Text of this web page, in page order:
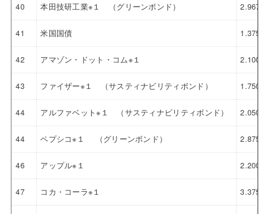
40 本田技研工業※１ （グリーンボンド） 2.967%
41 米国国債 1.375%
42 アマゾン・ドット・コム※１ 2.100%
43 ファイザー※１ （サスティナビリティボンド） 1.750%
44 アルファベット※１ （サスティナビリティボンド） 2.050%
44 ペプシコ※１ （グリーンボンド） 2.875%
46 アップル※１ 2.200%
47 コカ・コーラ※１ 3.375%